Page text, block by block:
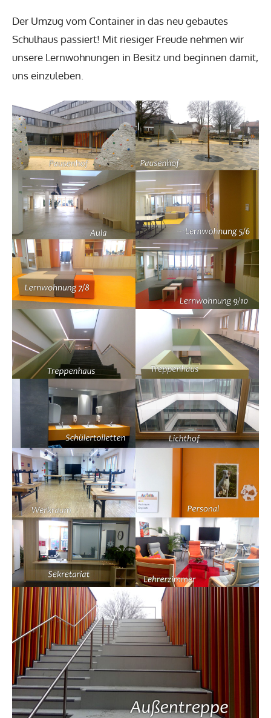
Der Umzug vom Container in das neu gebautes
Schulhaus passiert! Mit riesiger Freude nehmen wir
unsere Lernwohnungen in Besitz und beginnen damit,
uns einzuleben.